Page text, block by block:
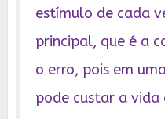
estímulo de cada
principal, que é a
o erro, pois em
pode custar a